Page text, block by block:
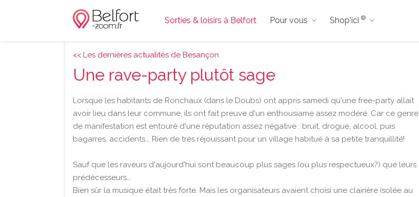
Sorties & loisirs à Belfort Pour vous Shop'ici®
<< Les dernières actualités de Besançon
Une rave-party plutôt sage
Lorsque les habitants de Ronchaux (dans le Doubs) ont appris samedi qu'une free-party allait
avoir lieu dans leur commune, ils ont fait preuve d'un enthousiame assez modéré. Car ce genre
de manifestation est entouré d'une réputation assez négative : bruit, drogue, alcool, puis
bagarres, accidents... Rien de très réjouissant pour un village habitué à sa petite tranquillité!
Sauf que les raveurs d'aujourd'hui sont beaucoup plus sages (ou plus respectueux?) que leurs
prédécesseurs...
Bien sûr la musique était très forte. Mais les organisateurs avaient choisi une clairière isolée au